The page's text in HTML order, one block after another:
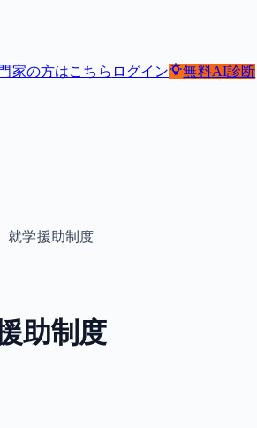
家の方はこちら ログイン 無料AI診断
就学援助制度
助制度